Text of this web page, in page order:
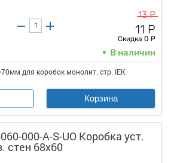
13 Р
11 Р
Скидка 0 Р
В наличии
для коробок монолит. стр. IEK
Корзина
000-A-S-UO Коробка уст.
стен 68х60